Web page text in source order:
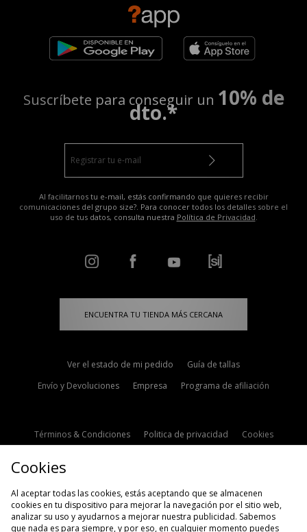
Suscríbete para conseguir un 10% de
dto.*
Al facilitarnos tu e-mail, estás confirmando que quieres recibir
comunicaciones del grupo size?. Para conocer todos los detalles sobre el
uso de tus datos, consulta nuestra Política de Privacidad
ENCUENTRA TU TIENDA MÁS CERCANA
Ver el estado de mi pedido
Guía de tallas
Envío y Devoluciones
Empresa Programa de afiliación
Términos & Condiciones Politica de privacidad
Cookies
Cookies
Al aceptar todas las cookies, estás aceptando que se almacenen
cookies en tu dispositivo para mejorar la navegación por el sitio web,
analizar su uso y ayudarnos a mejorar nuestra publicidad. Sabemos
que nada es para siempre, y por eso, en cualquier momento puedes